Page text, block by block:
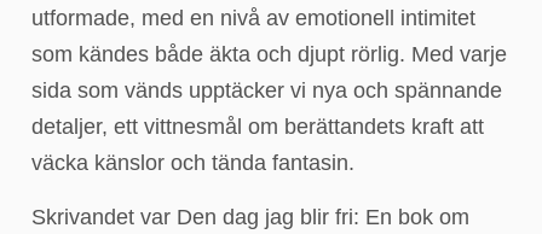
utformade, med en nivå av emotionell intimitet
som kändes både äkta och djupt rörlig. Med varje
sida som vänds upptäcker vi nya och spännande
detaljer, ett vittnesmål om berättandets kraft att
väcka känslor och tända fantasin.
Skrivandet var Den dag jag blir fri: En bok om